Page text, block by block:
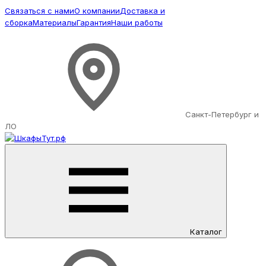
Связаться с намиО компанииДоставка и
сборкаМатериалыГарантияНаши работы
Санкт-Петербург и
ЛО
Каталог